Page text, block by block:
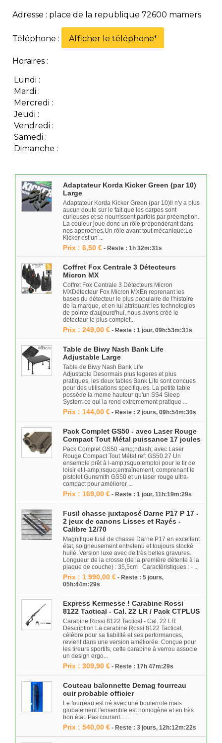
Adresse : place de la republique 72600 mamers
Téléphone : Afficher le téléphone*
Horaires :
Lundi :
Mardi :
Mercredi :
Jeudi :
Vendredi :
Samedi :
Dimanche :
Adaptateur Korda Kicker Green (par 10)
Large
Adaptateur Korda Kicker Green (par 10)Il n'y a plus
aucun doute sur le fait que les carpes sont
curieuses et se nourrissent parfois par préemption.
La couleur joue donc un rôle prépondérant dans
nos approches.Un rôle avant tout mécanique:Le
Kicker est un ...
Prix : 6,50 € - Reste : 1h 32m:31s
Coffret Fox Centrale 3 Détecteurs
Micron MX
Coffret Fox Centrale 3 Détecteurs Micron
MXDétecteur Fox Micron MXEn reprenant les
bases du détecteur le plus populaire de l'histoire
de la marque, et en lui attribuant les technologies
de pointe d'aujourd'hui, nous avons créé le
détecteur le plus complet...
Prix : 249,00 € - Reste : 1 jour, 09h:53m:31s
Table de Biwy Nash Bank Life
Adjustable Large
Table de Biwy Nash Bank Life
Adjustable Desormais plus legeres et plus
pratiques, les deux tables Bank Life sont concues
pour des utilisations specifiques. La petite table
possède la meme hauteur qu'un SS4 Sleep
System ce qui la rend extremement pratique ...
Prix : 144,00 € - Reste : 2 jours, 09h:54m:30s
Pack Complet GS50 - avec Laser Rouge
Compact Tout Métal puissance 17 joules
Pack Complet GS50 -amp;ndash; avec Laser
Rouge Compact Tout Métal ref: GS50.27 Un
ensemble prêt à l-amp;rsquo;emploi pour le tir de
loisir et l-amp;rsquo;entraînement, comprenant le
pistolet Gunsmith GS50 et un laser rouge ultra-
compact pour améliorer ...
Prix : 169,00 € - Reste : 1 jour, 11h:19m:29s
Fusil chasse juxtaposé Darne P17 P 17 -
2 jeux de canons Lisses et Rayés -
Calibre 12/70
Magnifique fusil de chasse Darne P17 en excellent
état, soigneusement entretenu et toujours stocké
huilé. Version luxe avec de très belles gravures.
Longueur de la crosse (de la première détente à la
plaque de couche) : 35,5cm Caractéristiques : - ...
Prix : 1 990,00 € - Reste : 5 jours,
05h:44m:29s
Express Kermesse ! Carabine Rossi
8122 Tactical - Cal. 22 LR / Pack CTPLUS
Carabine Rossi 8122 Tactical - Cal. 22 LR
Description La carabine Rossi 8122 Tactical,
célèbre pour sa fiabilité et ses performances,
revient dans une version améliorée. Conçue pour
les tireurs sportifs, cette carabine à verrou associe
un design ergo...
Prix : 309,90 € - Reste : 17h 47m:29s
Couteau baïonnette Demag fourreau
cuir probable officier
Le fourreau est né avec une bouterrole mais
globalement l'ensemble est homogène et en très
bon état. Pas courant......
Prix : 540,00 € - Reste : 3 jours, 12h:12m:22s